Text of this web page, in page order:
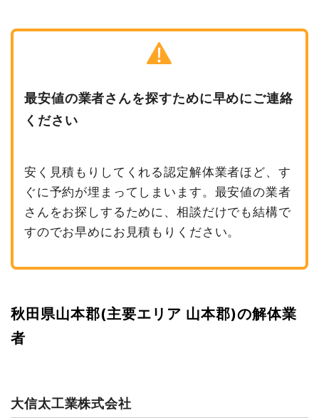
最安値の業者さんを探すために早めにご連絡
ください
安く見積もりしてくれる認定解体業者ほど、す
ぐに予約が埋まってしまいます。最安値の業者
さんをお探しするために、相談だけでも結構で
すのでお早めにお見積もりください。
秋田県山本郡(主要エリア 山本郡)の解体業
者
大信太工業株式会社